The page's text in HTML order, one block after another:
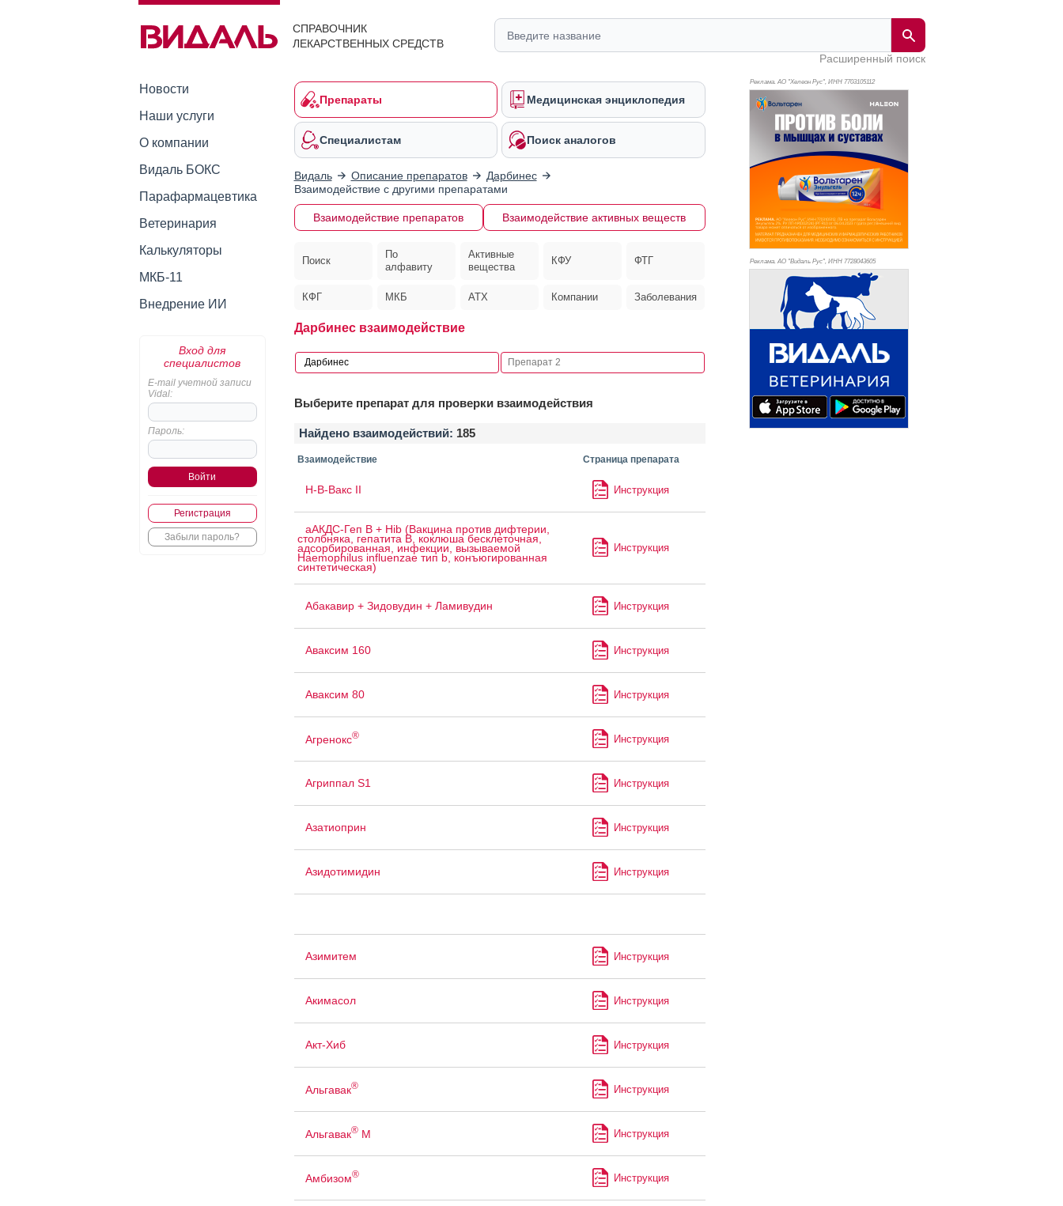
СПРАВОЧНИК
ЛЕКАРСТВЕННЫХ СРЕДСТВ
Расширенный поиск
Новости
Наши услуги
О компании
Видаль БОКС
Парафармацевтика
Ветеринария
Калькуляторы
МКБ-11
Внедрение ИИ
Вход для
специалистов
E-mail учетной записи
Vidal:
Пароль:
Регистрация
Забыли пароль?
Препараты Медицинская энциклопедия
Специалистам Поиск аналогов
Видаль Описание препаратов
Дарбинес
Взаимодействие с другими препаратами
Взаимодействие препаратов Взаимодействие активных веществ
Поиск
По
алфавиту
Активные
вещества
КФУ ФТГ
КФГ МКБ АТХ Компании Заболевания
Дарбинес взаимодействие
Выберите препарат для проверки взаимодействия
Найдено взаимодействий: 185
Взаимодействие Страница препарата
H-B-Вакс II Инструкция
аАКДС-Геп B + Hib (Вакцина против дифтерии,
столбняка, гепатита B, коклюша бесклеточная,
адсорбированная, инфекции, вызываемой
Haemophilus influenzae тип b, конъюгированная
синтетическая)
Инструкция
Абакавир + Зидовудин + Ламивудин Инструкция
Аваксим 160 Инструкция
Аваксим 80 Инструкция
Агренокс® Инструкция
Агриппал S1 Инструкция
Азатиоприн Инструкция
Азидотимидин Инструкция
Азимитем Инструкция
Акимасол Инструкция
Акт-Хиб Инструкция
Альгавак® Инструкция
Альгавак®М Инструкция
Амбизом® Инструкция
Реклама. АО "Хелеон Рус", ИНН 7703105112
Реклама. АО "Видаль Рус", ИНН 7728043605